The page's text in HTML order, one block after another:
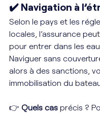
✔️ Navigation à
Selon le pays et les
locales, l’assurance
pour entrer dans les
Naviguer sans
alors à des sanctions,
immobilisation du
👉 Quels cas précis ?